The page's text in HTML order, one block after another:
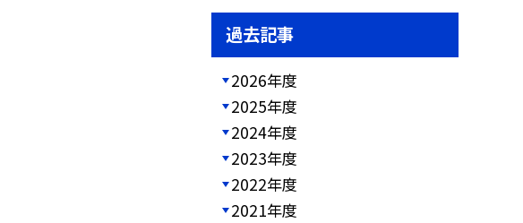
過去記事
2026年度
2025年度
2024年度
2023年度
2022年度
2021年度